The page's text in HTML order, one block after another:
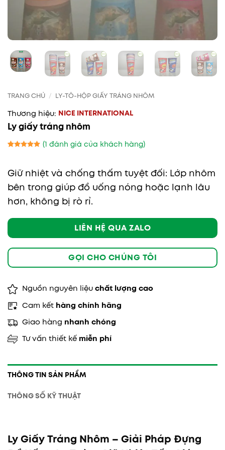
TRANG CHỦ / LY-TÔ-HỘP GIẤY TRÁNG NHÔM
NICE INTERNATIONAL
Ly giấy tráng nhôm
đánh giá
(1 đánh giá của khách hàng)
Giữ nhiệt và chống thấm tuyệt đối: Lớp nhôm
bên trong giúp đồ uống nóng hoặc lạnh lâu
hơn, không bị rò rỉ.
LIÊN HỆ QUA ZALO
GỌI CHO CHÚNG TÔI
Nguồn nguyên liệuchất lượng cao
Cam kết hàng chính hãng
Giao hàng nhanh chóng
Tư vấn thiết kế miễn phí
THÔNG TIN SẢN PHẨM
THÔNG SỐ KỸ THUẬT
Ly Giấy Tráng Nhôm – Giải Pháp Đựng